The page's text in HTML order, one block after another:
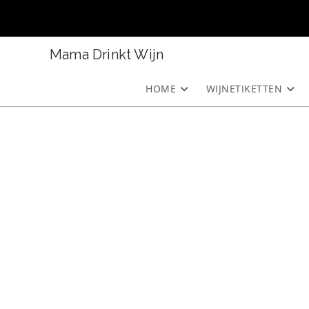
Mama Drinkt Wijn
HOME WIJNETIKETTEN